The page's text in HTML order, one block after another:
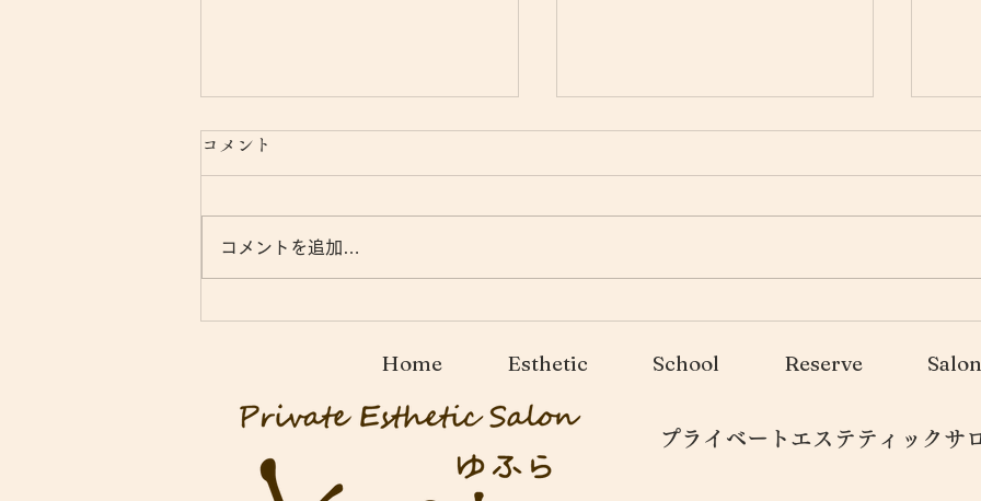
9月エステスクール生募集
中！｜スクールよりお知らせ
フェムケアとは・・・
マ
コメント
コメントを追加…
Home Esthetic School Reserve Salon
プライベートエステティック